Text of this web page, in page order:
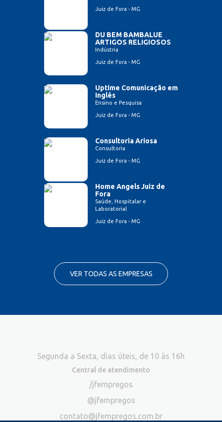
Juiz de Fora - MG
DU BEM BAMBALUE
ARTIGOS RELIGIOSOS
Indústria
Juiz de Fora - MG
Uptime Comunicação em
Inglês
Ensino e Pesquisa
Juiz de Fora - MG
Consultoria Ariosa
Consultoria
Juiz de Fora - MG
Home Angels Juiz de
Fora
Saúde, Hospitalar e
Laboratorial
Juiz de Fora - MG
VER TODAS AS EMPRESAS
Segunda a Sexta, dias úteis, de 10 às 16h
Central de atendimento
/jfempregos
@jfempregos
contato@jfempregos.com.br